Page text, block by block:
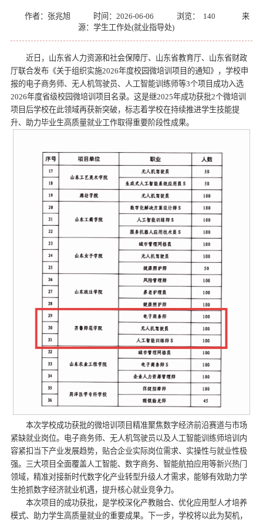
作者：张兆旭 时间：2026-06-06 浏览： 140
来
源：学生工作处(就业指导处)
近日，山东省人力资源和社会保障厅、山东省教育厅、山东省财政
厅联合发布《关于组织实施2026年度校园微培训项目的通知》，学校申
报的电子商务师、无人机驾驶员、人工智能训练师等3个项目成功入选
2026年度省级校园微培训项目名录。这是继2025年成功获批2个微培训
项目后学校在此领域再获新突破，标志着学校在持续推进学生技能提
升、助力毕业生高质量就业工作取得重要阶段性成果。
本次学校成功获批的微培训项目精准聚焦数字经济前沿赛道与市场
紧缺就业岗位。电子商务师、无人机驾驶员以及人工智能训练师培训内
容紧扣当下产业发展趋势，贴合企业实际岗位需求、实操性与就业性极
强。三大项目全面覆盖人工智能、数字商务、智能航拍应用等新兴热门
领域，精准对接新时代数字化产业转型升级人才需求，能够有效助力学
生抢抓数字经济就业机遇，提升核心就业竞争力。
本次项目的成功获批，是学校深化产教融合、优化应用型人才培养
模式、助力学生高质量就业的重要成果。下一步，学校将以此为契机，